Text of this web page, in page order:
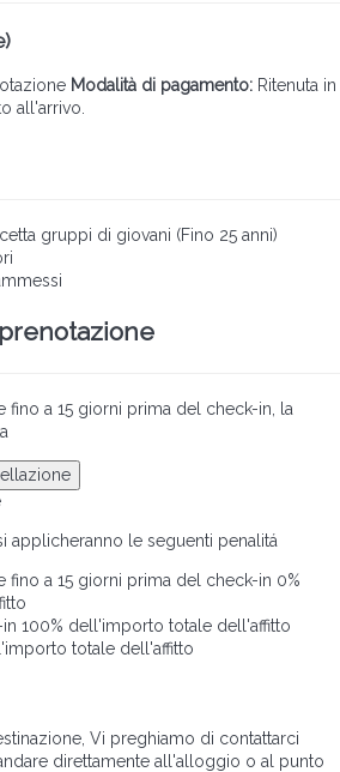
Modalità di pagamento: Ritenuta in
all'arrivo.
gruppi di giovani (Fino 25 anni)
fino a 15 giorni prima del check-in, la
applicheranno le seguenti penalitá
fino a 15 giorni prima del check-in 0%
100% dell'importo totale dell'affitto
totale dell'affitto
Vi preghiamo di contattarci
direttamente all'alloggio o al punto